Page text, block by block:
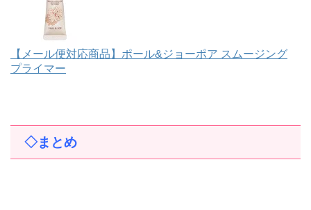
【メール便対応商品】ポール&ジョーポア スムージング
プライマー
◇まとめ